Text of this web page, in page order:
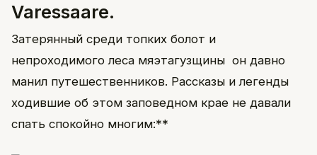
Varessaare.
Затерянный среди топких болот и
непроходимого леса мяэтагузщины он давно
манил путешественников. Рассказы и легенды
ходившие об этом заповедном крае не давали
спать спокойно многим:**